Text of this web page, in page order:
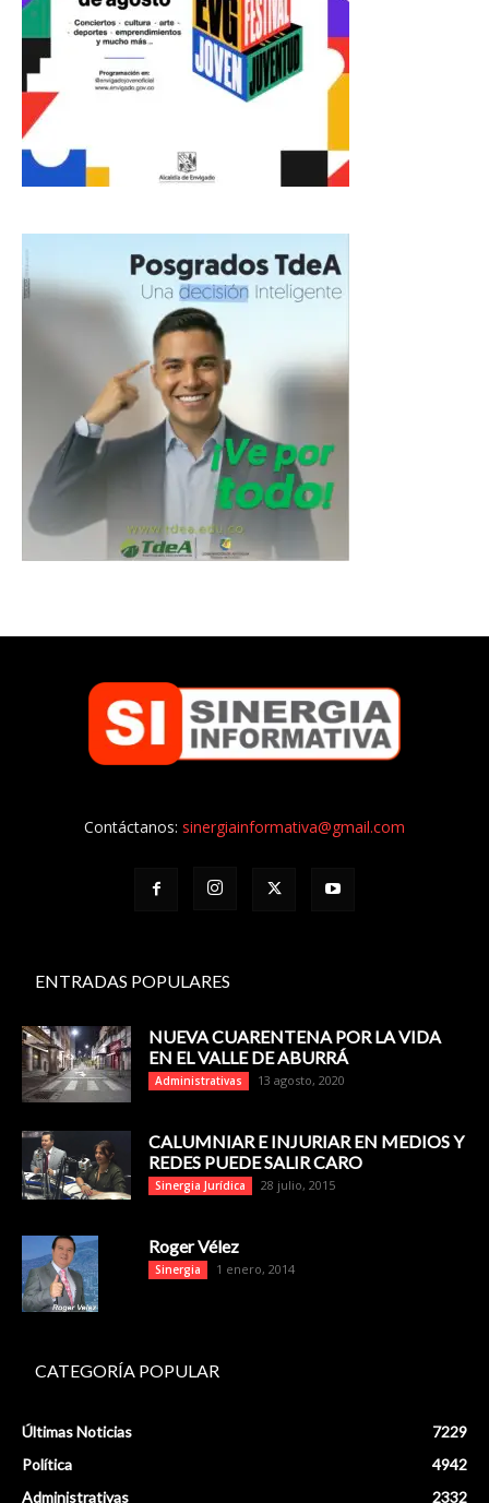
Contáctanos: sinergiainformativa@gmail.com
ENTRADAS POPULARES
NUEVA CUARENTENA POR LA VIDA
EN EL VALLE DE ABURRÁ
Administrativas 13 agosto, 2020
CALUMNIAR E INJURIAR EN MEDIOS Y
REDES PUEDE SALIR CARO
Sinergia Jurídica 28 julio, 2015
Roger Vélez
Sinergia 1 enero, 2014
CATEGORÍA POPULAR
Últimas Noticias
7229
Política
4942
Administrativas
2332